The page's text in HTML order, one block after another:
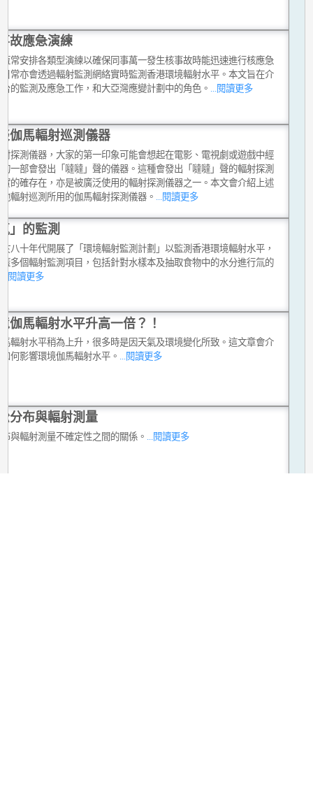
故應急演練
常安排各類型演練以確保同事萬一發生核事故時能迅速進行核應急
常亦會透過輻射監測網絡實時監測香港環境輻射水平。本文旨在介
的監測及應急工作，和大亞灣應變計劃中的角色。 ...閱讀更多
伽馬輻射巡測儀器
探測儀器，大家的第一印象可能會想起在電影、電視劇或遊戲中經
一部會發出「噠噠」聲的儀器。這種會發出「噠噠」聲的輻射探測
的確存在，亦是被廣泛使用的輻射探測儀器之一。本文會介紹上述
輻射巡測所用的伽馬輻射探測儀器。
...閱讀更多
」的監測
八十年代開展了「環境輻射監測計劃」以監測香港環境輻射水平，
多個輻射監測項目，包括針對水樣本及抽取食物中的水分進行氚的
...閱讀更多
伽馬輻射水平升高一倍？！
輻射水平稍為上升，很多時是因天氣及環境變化所致。這文章會介
何影響環境伽馬輻射水平。 ...閱讀更多
分布與輻射測量
與輻射測量不確定性之間的關係。 ...閱讀更多